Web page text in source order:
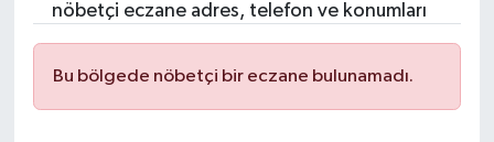
nöbetçi eczane adres, telefon ve konumları
Bu bölgede nöbetçi bir eczane bulunamadı.